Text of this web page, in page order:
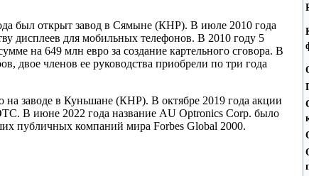
был открыт завод в Сямыне (КНР). В июле 2010 года
дисплеев для мобильных телефонов. В 2010 году 5
на 649 млн евро за создание картельного сговора. В
членов ее руководства приобрели по три года
на заводе в Куньшане (КНР). В октябре 2019 года акции
В июне 2022 года название AU Optronics Corp. было
публичных компаний мира Forbes Global 2000.